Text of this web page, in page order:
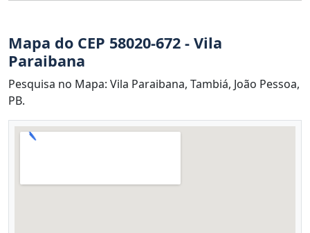
Mapa do CEP 58020-672 - Vila
Paraibana
Pesquisa no Mapa: Vila Paraibana, Tambiá, João Pessoa,
PB.